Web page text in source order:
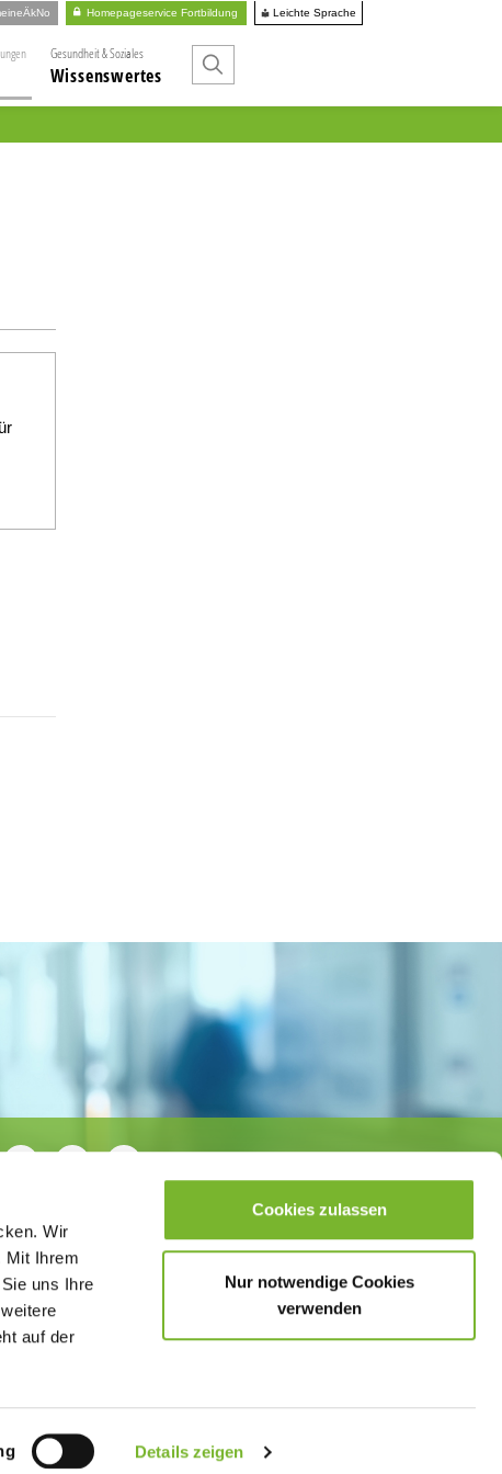
Wir
Mit Ihrem
uns Ihre
auf der
Details zeigen
Cookies zulassen
Nur notwendige Cookies
verwenden
Homepageservice Fortbildung Leichte Sprache
Gesundheit & Soziales
Wissenswertes